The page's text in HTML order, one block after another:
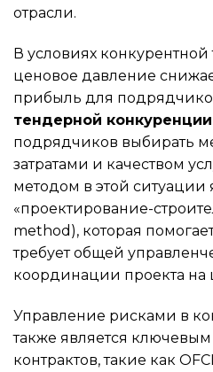
отрасли.
В условиях
ценовое давление
прибыль для
тендерной конкуренции
подрядчиков выбирать
затратами и качеством
методом в этой ситуации
«проектирование-
method), которая
требует общей
координации проекта
Управление рисками в
также является
контрактов, такие как